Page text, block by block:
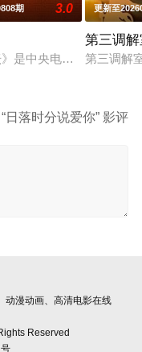
户外竞技类真人秀节
期 3.0
》是中央电视台科教频
更新至
第三调
第三调解
日落时分说爱你” 影评
动漫动画、高清电影在线
Reserved